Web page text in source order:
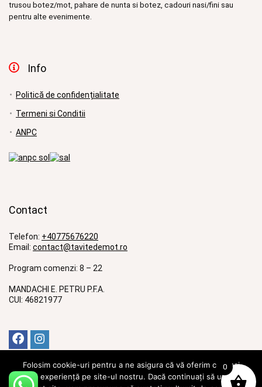
trusou botez/mot, pahare de nunta si botez, cadouri nasi/fini sau
pentru alte evenimente.
Info
Politică de confidențialitate
Termeni si Conditii
ANPC
Contact
Telefon: +40775676220
Email: contact@tavitedemot.ro
Program comenzi: 8 – 22
MANDACHI E. PETRU P.F.A.
CUI: 46821977
0
Folosim cookie-uri pentru a ne asigura că vă oferim cea mai
bună experiență pe site-ul nostru. Dacă continuați să utilizați